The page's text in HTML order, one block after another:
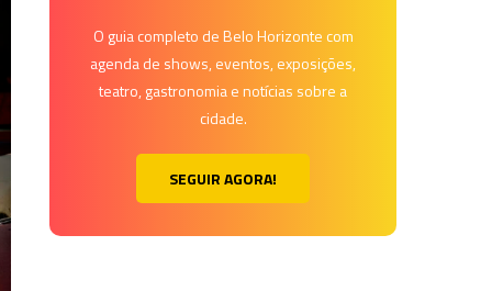
O guia completo de Belo Horizonte com
agenda de shows, eventos, exposições,
teatro, gastronomia e notícias sobre a
cidade.
SEGUIR AGORA!